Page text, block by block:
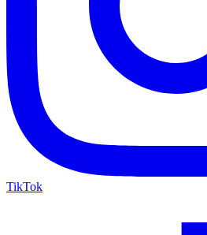
TikTok